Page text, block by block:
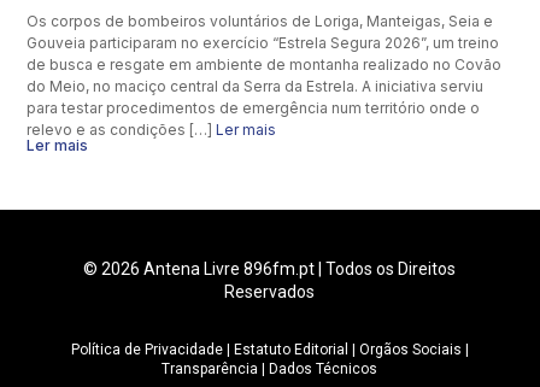
Os corpos de bombeiros voluntários de Loriga, Manteigas, Seia e
Gouveia participaram no exercício “Estrela Segura 2026”, um treino
de busca e resgate em ambiente de montanha realizado no Covão
do Meio, no maciço central da Serra da Estrela. A iniciativa serviu
para testar procedimentos de emergência num território onde o
relevo e as condições […]Ler mais
Ler mais
© 2026 Antena Livre 896fm.pt | Todos os Direitos
Reservados
Política de Privacidade| Estatuto Editorial Orgãos Sociais
Transparência
Dados Técnicos